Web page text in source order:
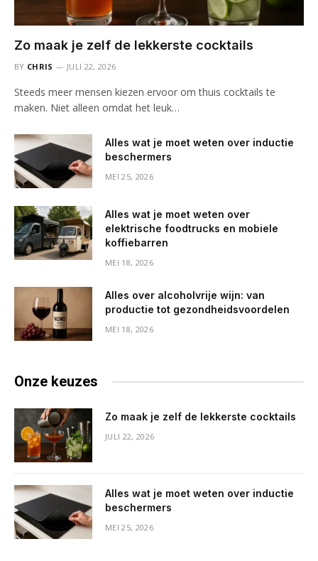
Zo maak je zelf de lekkerste cocktails
BY CHRIS JULI 22, 2026
Steeds meer mensen kiezen ervoor om thuis cocktails te
maken. Niet alleen omdat het leuk…
Alles wat je moet weten over inductie
beschermers
MEI 25, 2026
Alles wat je moet weten over
elektrische foodtrucks en mobiele
koffiebarren
MEI 18, 2026
Alles over alcoholvrije wijn: van
productie tot gezondheidsvoordelen
MEI 18, 2026
Onze keuzes
Zo maak je zelf de lekkerste cocktails
JULI 22, 2026
Alles wat je moet weten over inductie
beschermers
MEI 25, 2026